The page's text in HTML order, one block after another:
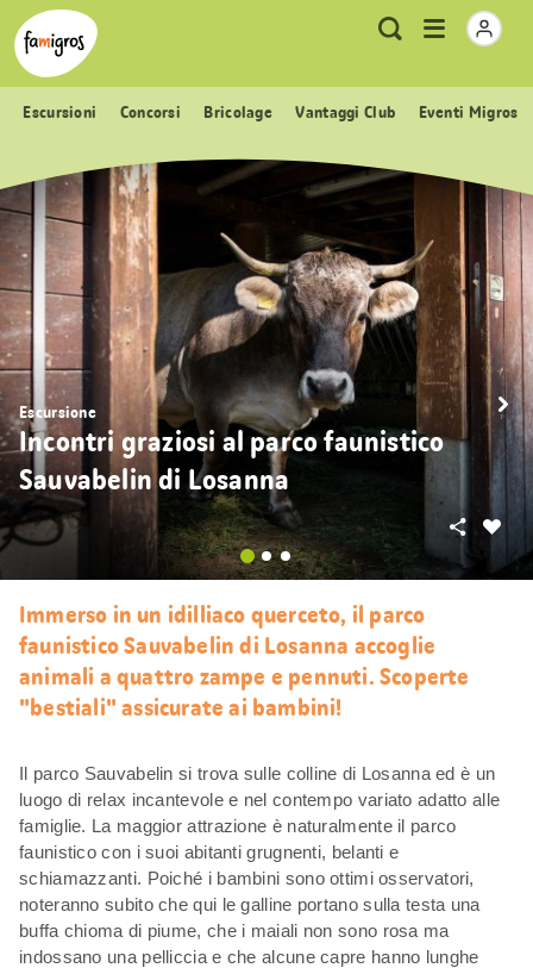
Navigazione
segnalibri
Header
Logo Metanavigazione
Ricerca
Apri
menu
Escursioni Concorsi Bricolage Vantaggi Club Eventi Migros
Escursione
Incontri graziosi al parco faunistico
Sauvabelin di Losanna
piace
Condividi
Immerso in un idilliaco querceto, il parco
faunistico Sauvabelin di Losanna accoglie
animali a quattro zampe e pennuti. Scoperte
"bestiali" assicurate ai bambini!
Il parco Sauvabelin si trova sulle colline di Losanna ed è un
luogo di relax incantevole e nel contempo variato adatto alle
famiglie. La maggior attrazione è naturalmente il parco
faunistico con i suoi abitanti grugnenti, belanti e
schiamazzanti. Poiché i bambini sono ottimi osservatori,
noteranno subito che qui le galline portano sulla testa una
buffa chioma di piume, che i maiali non sono rosa ma
indossano una pelliccia e che alcune capre hanno lunghe